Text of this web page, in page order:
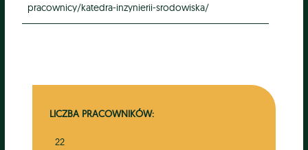
pracownicy/katedra-inzynierii-srodowiska/
LICZBA PRACOWNIKÓW:
22